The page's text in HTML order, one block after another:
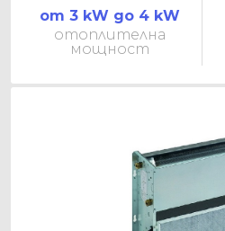
от 3 kW до 4 kW
отоплителна
мощност